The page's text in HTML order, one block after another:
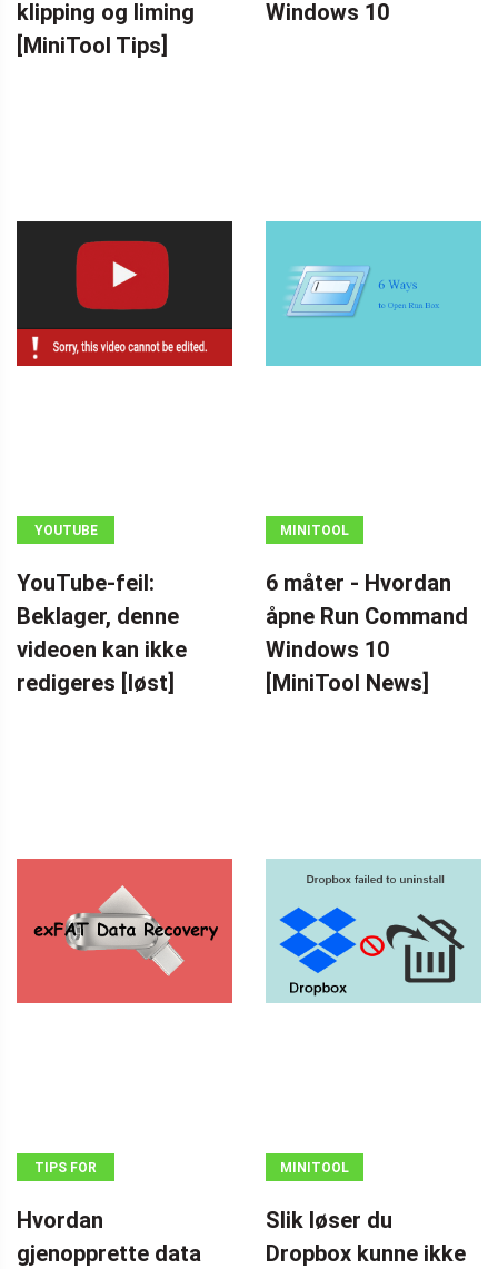
klipping og liming
[MiniTool Tips]
Windows 10
YOUTUBE
YouTube-feil:
Beklager, denne
videoen kan ikke
redigeres [løst]
MINITOOL
6 måter - Hvordan
åpne Run Command
Windows 10
[MiniTool News]
TIPS FOR
Hvordan
gjenopprette data
MINITOOL
Slik løser du
Dropbox kunne ikke